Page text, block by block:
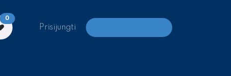
0
Prisijungti